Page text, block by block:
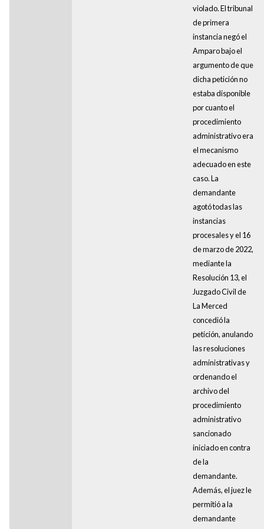
violado. El tribunal
de primera
instancia negó el
Amparo bajo el
argumento de que
dicha petición no
estaba disponible
por cuanto el
procedimiento
administrativo era
el mecanismo
adecuado en este
caso. La
demandante
agotó todas las
instancias
procesales y el 16
de marzo de 2022,
mediante la
Resolución 13, el
Juzgado Civil de
La Merced
concedió la
petición, anulando
las resoluciones
administrativas y
ordenando el
archivo del
procedimiento
administrativo
sancionado
iniciado en contra
de la
demandante.
Además, el juez le
permitió a la
demandante